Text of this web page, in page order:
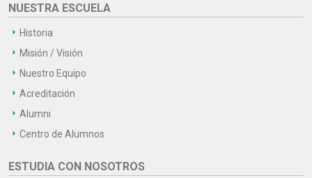
NUESTRA ESCUELA
Historia
Misión / Visión
Nuestro Equipo
Acreditación
Alumni
Centro de Alumnos
ESTUDIA CON NOSOTROS